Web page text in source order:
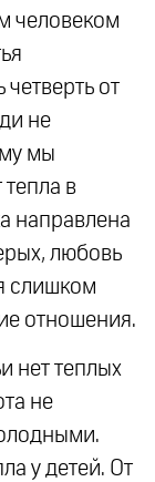
человеком
от
не
мы
тепла в
направлена
любовь
слишком
отношения.
нет теплых
не
у детей. От